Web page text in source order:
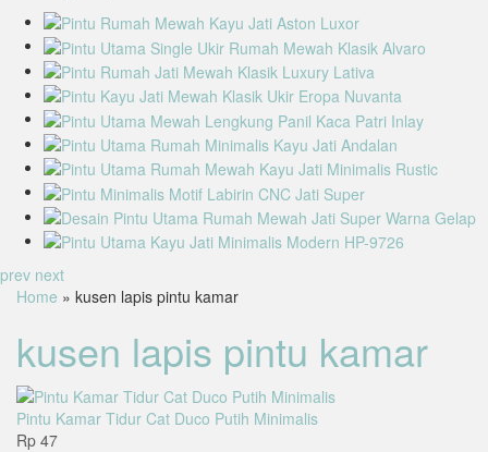
prev next
Home » kusen lapis pintu kamar
kusen lapis pintu kamar
Pintu Kamar Tidur Cat Duco Putih Minimalis
Rp 47